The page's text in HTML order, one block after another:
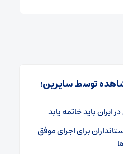
توسط سایرین؛
ایران باید خاتمه یابد
به استانداران برای اجرای موفق